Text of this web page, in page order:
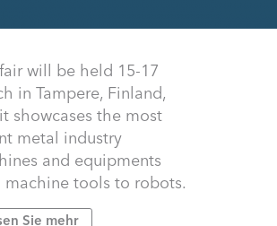
will be held 15-17
in Tampere, Finland,
showcases the most
metal industry
and equipments
machine tools to robots.
Sie mehr